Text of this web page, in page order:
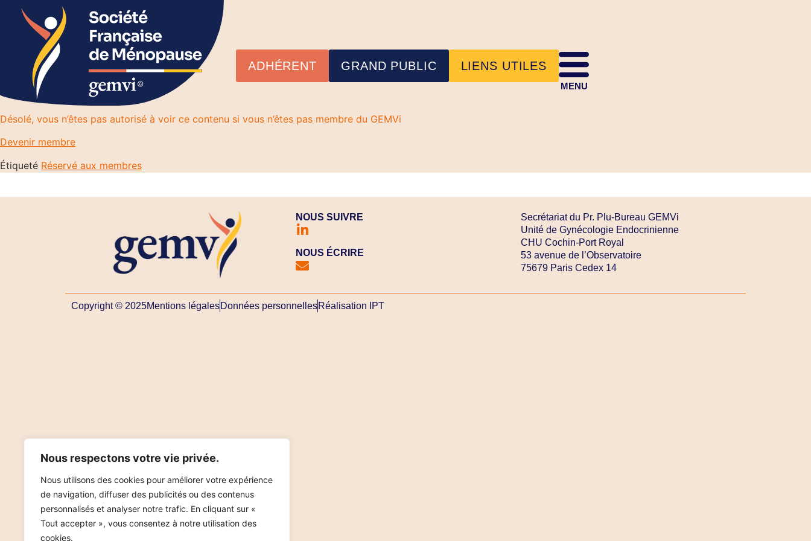
Nous respectons votre vie privée.
Nous utilisons des cookies pour améliorer votre expérience
de navigation, diffuser des publicités ou des contenus
personnalisés et analyser notre trafic. En cliquant sur «
Tout accepter », vous consentez à notre utilisation des
cookies.
ADHÉRENT GRAND PUBLIC LIENS UTILES
MENU
Désolé, vous n’êtes pas autorisé à voir ce contenu si vous n’êtes pas membre du GEMVi
Devenir membre
Étiqueté Réservé aux membres
NOUS SUIVRE
NOUS ÉCRIRE
Secrétariat du Pr. Plu-Bureau GEMVi
Unité de Gynécologie Endocrinienne
CHU Cochin-Port Royal
53 avenue de l’Observatoire
75679 Paris Cedex 14
Copyright © 2025Mentions légales Données personnelles Réalisation IPT